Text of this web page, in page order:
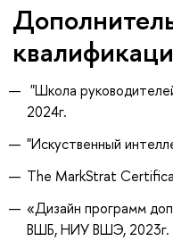
"Школа
2024г.
"Искуственный
The MarkStrat
«Дизайн программ
ВШБ, НИУ ВШЭ, 2023г.